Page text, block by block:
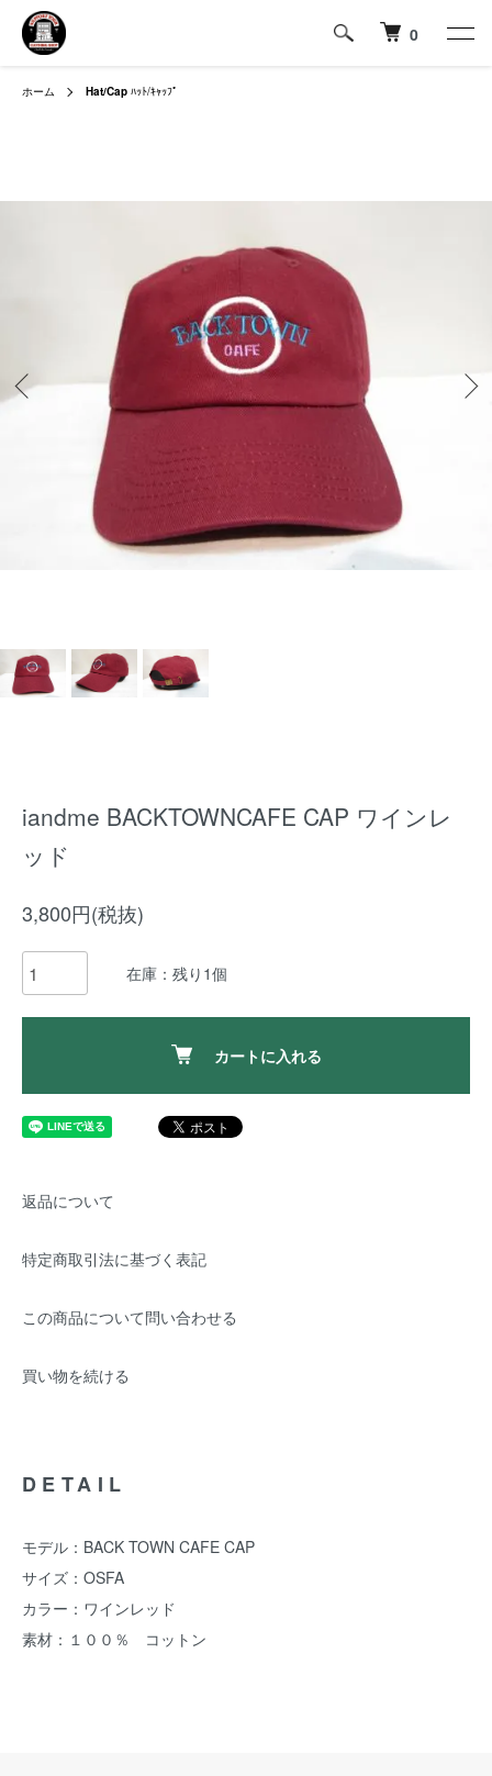
0
ホーム Hat/Cap ﾊｯﾄ/ｷｬｯﾌﾟ
iandme BACKTOWNCAFE CAP ワインレ
ッド
3,800円(税抜)
在庫：残り1個
カートに入れる
返品について
特定商取引法に基づく表記
この商品について問い合わせる
買い物を続ける
DETAIL
モデル：BACK TOWN CAFE CAP
サイズ：OSFA
カラー：ワインレッド
素材：１００％ コットン